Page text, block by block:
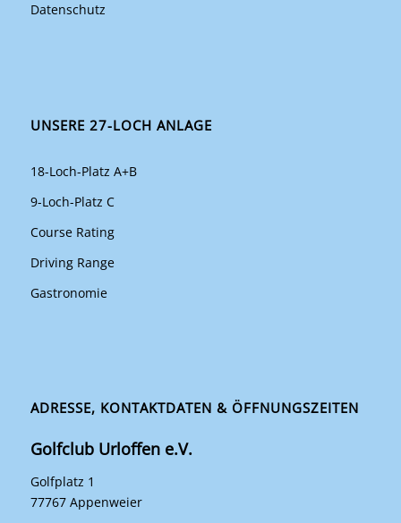
Datenschutz
UNSERE 27-LOCH ANLAGE
18-Loch-Platz A+B
9-Loch-Platz C
Course Rating
Driving Range
Gastronomie
ADRESSE, KONTAKTDATEN & ÖFFNUNGSZEITEN
Golfclub Urloffen e.V.
Golfplatz 1
77767 Appenweier